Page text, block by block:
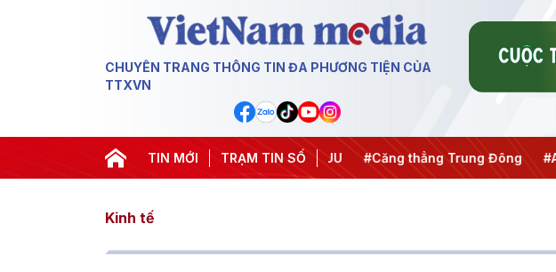
CHUYÊN TRANG THÔNG TIN ĐA PHƯƠNG TIỆN CỦA
TTXVN
TIN MỚI TRẠM TIN SỐ
dịch 500 ngày đêm #Chống khai thác IUU #Căng thẳng Trung Đông #An
Kinh tế